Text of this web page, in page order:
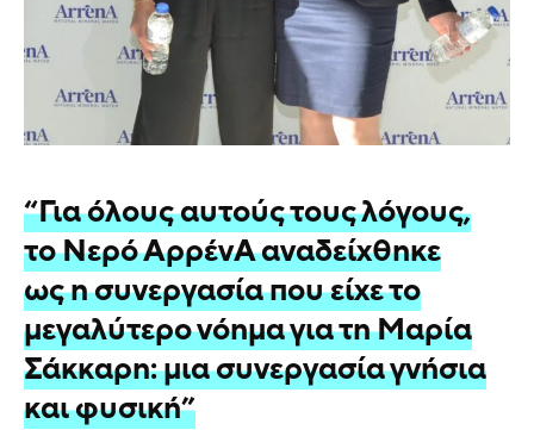
“Για όλους αυτούς τους λόγους,
το Νερό ΑρρένΑ αναδείχθηκε
ως η συνεργασία που είχε το
μεγαλύτερο νόημα για τη Μαρία
Σάκκαρη: μια συνεργασία γνήσια
και φυσική”